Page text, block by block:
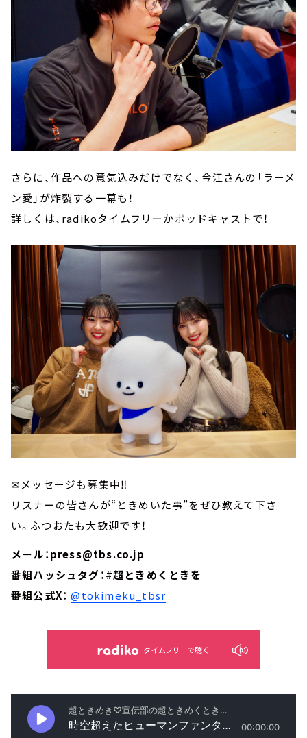
さらに、作品への意気込みだけでなく、今江さんの「ラーメ
ン愛」が炸裂する一幕も！
詳しくは、radikoタイムフリーかポッドキャストで！
✉メッセージも募集中‼
リスナーの皆さんが“ときめいた事”をぜひ教えて下さ
い。ふつおたも大歓迎です！
メール：press@tbs.co.jp
番組ハッシュタグ：#超ときめくときを
番組公式X：@tokimeku_tbsr
タイムフリーで聴く